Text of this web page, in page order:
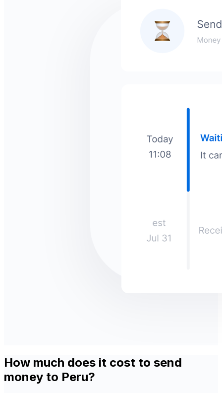
How much does it cost to send
money to Peru?